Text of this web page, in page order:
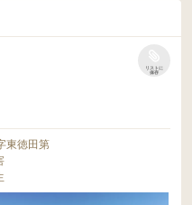
リストに
保存
東徳田第